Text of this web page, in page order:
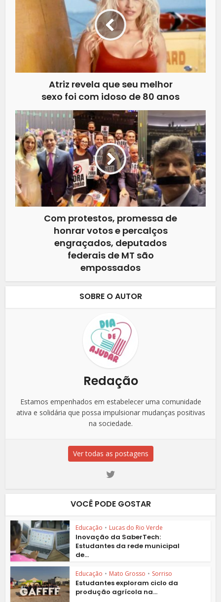
Atriz revela que seu melhor
sexo foi com idoso de 80 anos
Com protestos, promessa de
honrar votos e percalços
engraçados, deputados
federais de MT são
empossados
SOBRE O AUTOR
Redação
Estamos empenhados em estabelecer uma comunidade
ativa e solidária que possa impulsionar mudanças positivas
na sociedade.
Ver todas as postagens
VOCÊ PODE GOSTAR
Educação • Lucas do Rio Verde
Inovação da SaberTech:
Estudantes da rede municipal
de...
Educação • Mato Grosso • Sorriso
Estudantes exploram ciclo da
produção agrícola na...